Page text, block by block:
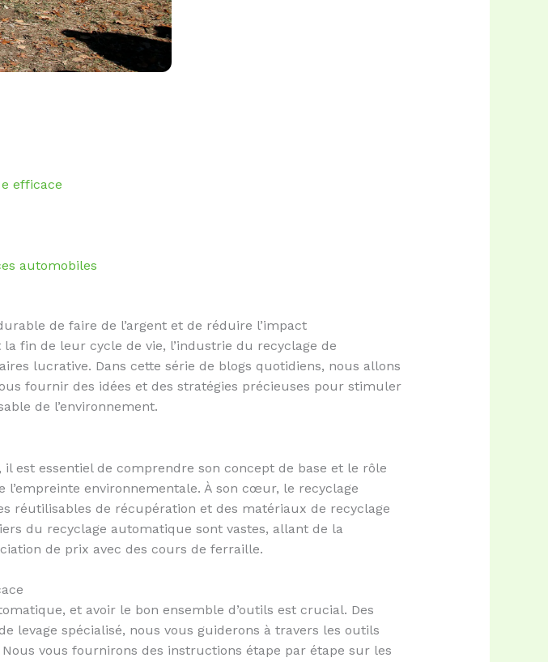
efficace
automobiles
de faire de l’argent et de réduire l’impact
fin de leur cycle de vie, l’industrie du recyclage de
lucrative. Dans cette série de blogs quotidiens, nous allons
fournir des idées et des stratégies précieuses pour stimuler
de l’environnement.
est essentiel de comprendre son concept de base et le rôle
environnementale. À son cœur, le recyclage
réutilisables de récupération et des matériaux de recyclage
du recyclage automatique sont vastes, allant de la
de prix avec des cours de ferraille.
et avoir le bon ensemble d’outils est crucial. Des
levage spécialisé, nous vous guiderons à travers les outils
vous fournirons des instructions étape par étape sur les